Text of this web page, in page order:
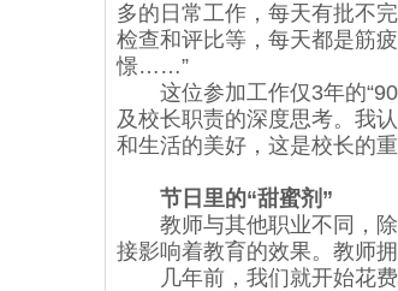
多的日常工作，每天有批不
检查和评比等，每天都是筋
憬……”
这位参加工作仅3年的“90
及校长职责的深度思考。我
和生活的美好，这是校长的重
节日里的“甜蜜剂”
教师与其他职业不同，除
接影响着教育的效果。教师
几年前，我们就开始花费